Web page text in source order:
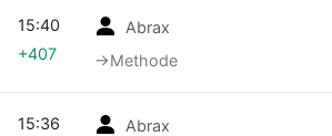
Abrax
→‎Methode
15:40
+407
Abrax
15:36